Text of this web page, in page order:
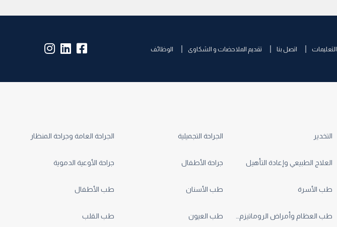
التعليمات اتصل بنا تقديم الملاحضات و الشكاوى الوظائف fb:
lk:
insta:
التخدير الجراحة التجميلية الجراحة العامة وجراحة المنظار
العلاج الطبيعي وإعادة التأهيل جراحة الأطفال جراحة الأوعية الدموية
طب الأسرة طب الأسنان طب الأطفال
طب العظام وأمراض الروماتيزم والطب الرياضي طب العيون طب القلب